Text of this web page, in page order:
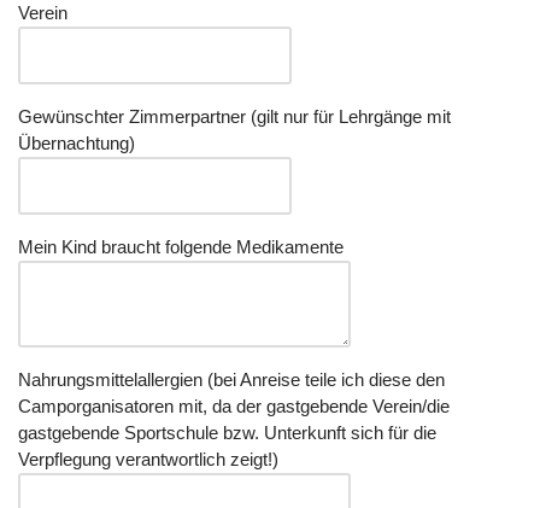
Verein
Gewünschter Zimmerpartner (gilt nur für Lehrgänge mit
Übernachtung)
Mein Kind braucht folgende Medikamente
Nahrungsmittelallergien (bei Anreise teile ich diese den
Camporganisatoren mit, da der gastgebende Verein/die
gastgebende Sportschule bzw. Unterkunft sich für die
Verpflegung verantwortlich zeigt!)